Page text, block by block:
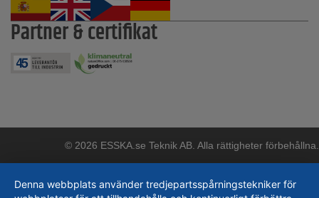
Partner & certifikat
© 2026 ESSKA.se Teknik AB. Alla rättigheter förbehållna.
Denna webbplats använder tredjepartsspårningstekniker för